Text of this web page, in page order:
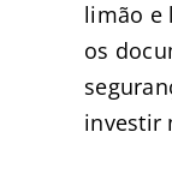
limão e
os
investir